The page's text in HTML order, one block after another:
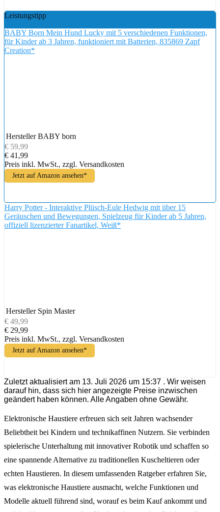
Leistungstipp
BABY Born Mein Hund Lucky mit 5 verschiedenen Funktionen,
für Kinder ab 3 Jahren, funktioniert mit Batterien, 835869 Zapf
Creation*
Hersteller BABY born
€ 59,99
€ 41,99
Preis inkl. MwSt., zzgl. Versandkosten
Jetzt auf Amazon ansehen*
Harry Potter - Interaktive Plüsch-Eule Hedwig mit über 15
Geräuschen und Bewegungen, Spielzeug für Kinder ab 5 Jahren,
offiziell lizenzierter Fanartikel, Weiß*
Hersteller Spin Master
€ 49,99
€ 29,99
Preis inkl. MwSt., zzgl. Versandkosten
Jetzt auf Amazon ansehen*
Zuletzt aktualisiert am 13. Juli 2026 um 15:37 . Wir weisen
darauf hin, dass sich hier angezeigte Preise inzwischen
geändert haben können. Alle Angaben ohne Gewähr.
Elektronische Haustiere erfreuen sich seit Jahren wachsender
Beliebtheit bei Kindern und technikaffinen Nutzern. Sie verbinden
spielerische Unterhaltung mit innovativer Robotik und schaffen so
eine spannende Alternative zu traditionellen Kuscheltieren oder
echten Haustieren. In diesem umfassenden Ratgeber erfahren Sie,
was elektronische Haustiere ausmacht, welche Funktionen und
Modelle aktuell führend sind, worauf es beim Kauf ankommt und